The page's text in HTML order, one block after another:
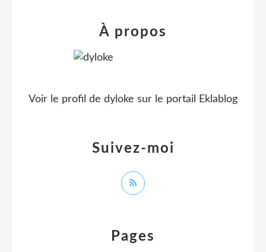
Pages
Suivez-moi
À propos
Voir le profil de dyloke sur le portail Eklablog